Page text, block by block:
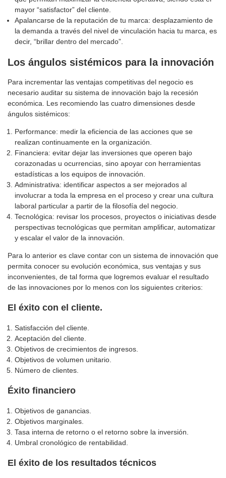
mayor “satisfactor” del cliente.
Apalancarse de la reputación de tu marca: desplazamiento de
la demanda a través del nivel de vinculación hacia tu marca, es
decir, “brillar dentro del mercado”.
Los ángulos sistémicos para la innovación
Para incrementar las ventajas competitivas del negocio es
necesario auditar su sistema de innovación bajo la recesión
económica. Les recomiendo las cuatro dimensiones desde
ángulos sistémicos:
Performance: medir la eficiencia de las acciones que se
realizan continuamente en la organización.
Financiera: evitar dejar las inversiones que operen bajo
corazonadas u ocurrencias, sino apoyar con herramientas
estadísticas a los equipos de innovación.
Administrativa: identificar aspectos a ser mejorados al
involucrar a toda la empresa en el proceso y crear una cultura
laboral particular a partir de la filosofía del negocio.
Tecnológica: revisar los procesos, proyectos o iniciativas desde
perspectivas tecnológicas que permitan amplificar, automatizar
y escalar el valor de la innovación.
Para lo anterior es clave contar con un sistema de innovación que
permita conocer su evolución económica, sus ventajas y sus
inconvenientes, de tal forma que logremos evaluar el resultado
de las innovaciones por lo menos con los siguientes criterios:
El éxito con el cliente.
Satisfacción del cliente.
Aceptación del cliente.
Objetivos de crecimientos de ingresos.
Objetivos de volumen unitario.
Número de clientes.
Éxito financiero
Objetivos de ganancias.
Objetivos marginales.
Tasa interna de retorno o el retorno sobre la inversión.
Umbral cronológico de rentabilidad.
El éxito de los resultados técnicos